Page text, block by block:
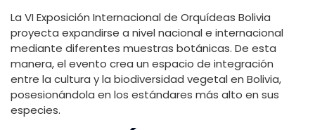
La VI Exposición Internacional de Orquídeas Bolivia
proyecta expandirse a nivel nacional e internacional
mediante diferentes muestras botánicas. De esta
manera, el evento crea un espacio de integración
entre la cultura y la biodiversidad vegetal en Bolivia,
posesionándola en los estándares más alto en sus
especies.